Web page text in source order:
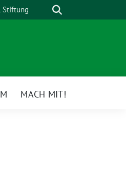
Stiftung Suche
MACH MIT!